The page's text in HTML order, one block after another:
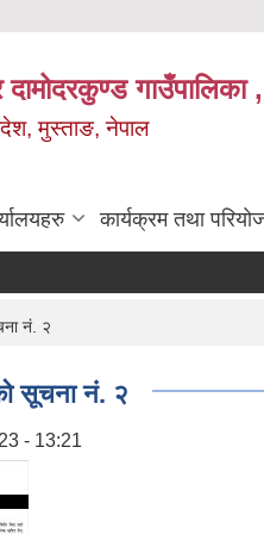
गाउँपालिका ,
मुस्ताङ, नेपाल
कार्यक्रम तथा
नं. २
सूचना नं. २
- 13:21